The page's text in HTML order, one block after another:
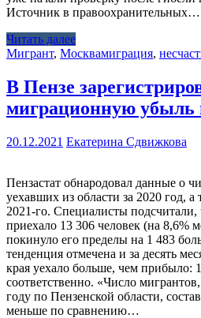
Источник в правоохранительных…
Читать далее
Мигрант, Москвамиграция,
В Пензе
миграционную убыль
20.12.2021 Екатерина Сдвижкова
Пензастат обнародовал данные о
уехавших из области за 2020 год,
2021-го. Специалисты подсчитали,
приехало 13 306 человек (на 8,6%
покинуло его пределы на 1 483
тенденция отмечена и за десять
края уехало больше, чем прибыло:
соответственно. «Число
году по Пензенской области,
меньше по сравнению…